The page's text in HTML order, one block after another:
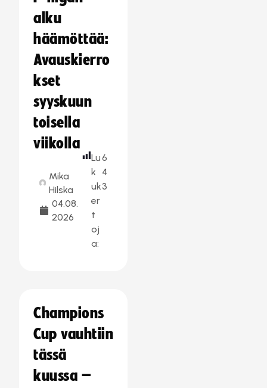
alku
häämöttää:
Avauskierro
kset
syyskuun
toisella
viikolla
Mika
Hilska
04.08.
2026
Lu
k
uk
er
t
oj
a:
6
4
3
Champions
Cup vauhtiin
tässä
kuussa –